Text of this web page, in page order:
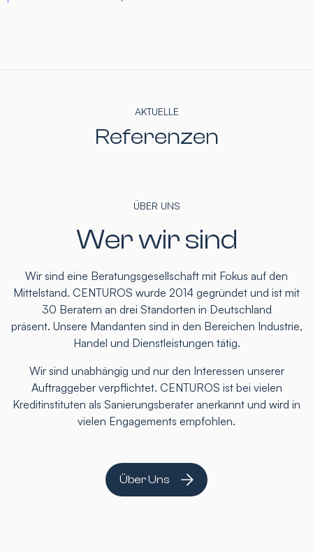
AKTUELLE
Referenzen
ÜBER UNS
Wer wir sind
Wir sind eine Beratungsgesellschaft mit Fokus auf den
Mittelstand. CENTUROS wurde 2014 gegründet und ist mit
30 Beratern an drei Standorten in Deutschland
präsent. Unsere Mandanten sind in den Bereichen Industrie,
Handel und Dienstleistungen tätig.
Wir sind unabhängig und nur den Interessen unserer
Auftraggeber verpflichtet. CENTUROS ist bei vielen
Kreditinstituten als Sanierungsberater anerkannt und wird in
vielen Engagements empfohlen.
Über Uns